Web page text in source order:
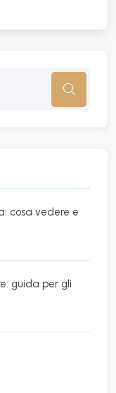
cosa vedere e
guida per gli